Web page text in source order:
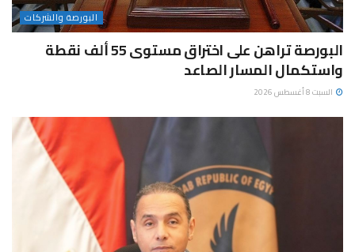
البورصة والشركات
البورصة تراهن على اختراق مستوى 55 ألف نقطة
واستكمال المسار الصاعد
السبت 8 أغسطس 2026